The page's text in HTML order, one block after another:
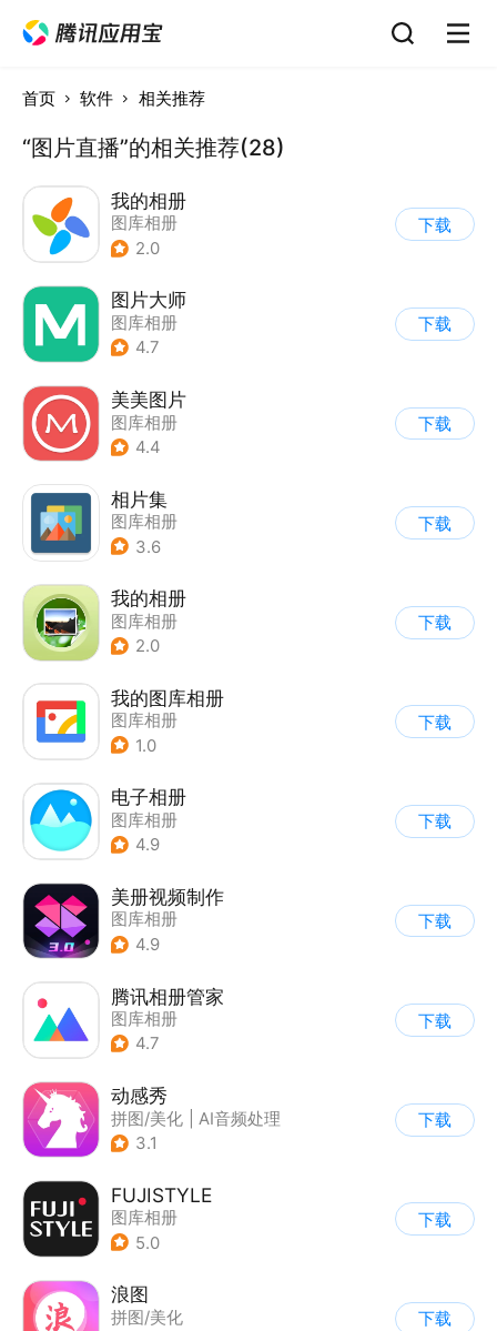
首页 软件 相关推荐
“图片直播”的相关推荐(28)
我的相册
图库相册
2.0
下载
图片大师
图库相册
4.7
下载
美美图片
图库相册
4.4
下载
相片集
图库相册
3.6
下载
我的相册
图库相册
2.0
下载
我的图库相册
图库相册
1.0
下载
电子相册
图库相册
4.9
下载
美册视频制作
图库相册
4.9
下载
腾讯相册管家
图库相册
4.7
下载
动感秀
拼图/美化
AI音频处理
3.1
下载
FUJISTYLE
图库相册
5.0
下载
浪图
拼图/美化
下载